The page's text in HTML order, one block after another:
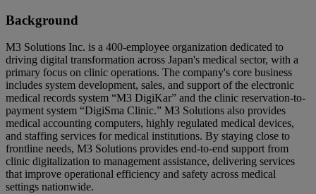
Background
M3 Solutions Inc. is a 400-employee organization dedicated to
driving digital transformation across Japan's medical sector, with a
primary focus on clinic operations. The company's core business
includes system development, sales, and support of the electronic
medical records system “M3 DigiKar” and the clinic reservation-to-
payment system “DigiSma Clinic.” M3 Solutions also provides
medical accounting computers, highly regulated medical devices,
and staffing services for medical institutions. By staying close to
frontline needs, M3 Solutions provides end-to-end support from
clinic digitalization to management assistance, delivering services
that improve operational efficiency and safety across medical
settings nationwide.